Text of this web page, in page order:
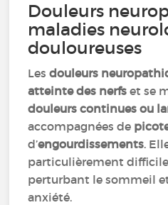
Douleurs
maladies
douloureuses
Lesdouleurs
atteinte des nerfs et se
douleurs continues ou
accompagnées de
d’engourdissements.
particulièrement
perturbant le sommeil
anxiété.